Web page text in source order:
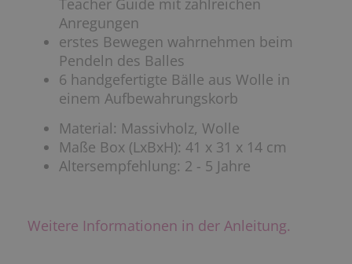
Anregungen
erstes Bewegen wahrnehmen beim
Pendeln des Balles
6 handgefertigte Bälle aus Wolle in
einem Aufbewahrungskorb
Material: Massivholz, Wolle
Maße Box (LxBxH): 41 x 31 x 14 cm
Altersempfehlung: 2 - 5 Jahre
Weitere Informationen in der Anleitung.